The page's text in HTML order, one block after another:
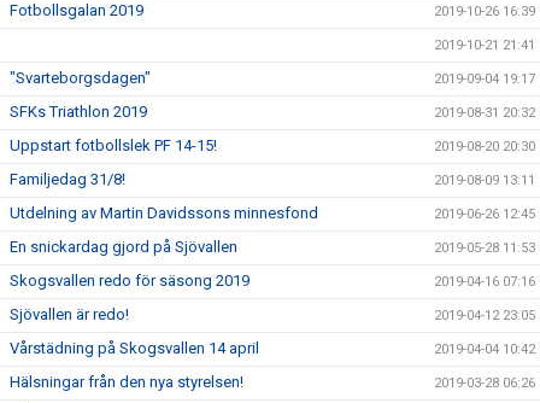
Fotbollsgalan 2019 2019-10-26 16:39
2019-10-21 21:41
"Svarteborgsdagen" 2019-09-04 19:17
SFKs Triathlon 2019 2019-08-31 20:32
Uppstart fotbollslek PF 14-15! 2019-08-20 20:30
Familjedag 31/8! 2019-08-09 13:11
Utdelning av Martin Davidssons minnesfond 2019-06-26 12:45
En snickardag gjord på Sjövallen 2019-05-28 11:53
Skogsvallen redo för säsong 2019 2019-04-16 07:16
Sjövallen är redo! 2019-04-12 23:05
Vårstädning på Skogsvallen 14 april 2019-04-04 10:42
Hälsningar från den nya styrelsen! 2019-03-28 06:26